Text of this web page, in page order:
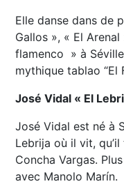
Elle danse dans de
Gallos », « El
flamenco » à
mythique tablao “El
José Vidal « El
José Vidal est né à
Lebrija où il vit,
Concha Vargas.
avec Manolo Marín.